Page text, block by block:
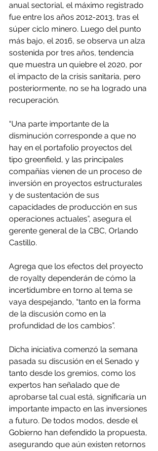
anual sectorial, el máximo registrado
fue entre los años 2012-2013, tras el
súper ciclo minero. Luego del punto
más bajo, el 2016, se observa un alza
sostenida por tres años, tendencia
que muestra un quiebre el 2020, por
el impacto de la crisis sanitaria, pero
posteriormente, no se ha logrado una
recuperación.
“Una parte importante de la
disminución corresponde a que no
hay en el portafolio proyectos del
tipo greenfield, y las principales
compañías vienen de un proceso de
inversión en proyectos estructurales
y de sustentación de sus
capacidades de producción en sus
operaciones actuales”, asegura el
gerente general de la CBC, Orlando
Castillo.
Agrega que los efectos del proyecto
de royalty dependerán de cómo la
incertidumbre en torno al tema se
vaya despejando, “tanto en la forma
de la discusión como en la
profundidad de los cambios”.
Dicha iniciativa comenzó la semana
pasada su discusión en el Senado y
tanto desde los gremios, como los
expertos han señalado que de
aprobarse tal cual está, significaría un
importante impacto en las inversiones
a futuro. De todos modos, desde el
Gobierno han defendido la propuesta,
asegurando que aún existen retornos